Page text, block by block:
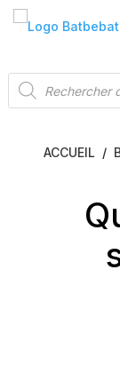
Recherche
de
produits
ACCUEIL /